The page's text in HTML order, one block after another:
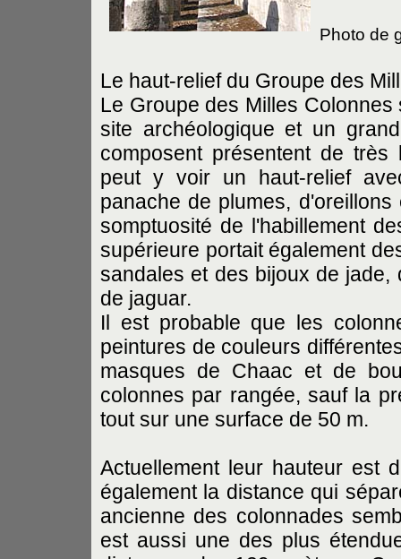
Photo de
Le haut-relief du Groupe des
Le Groupe des Milles
site archéologique et un
composent présentent de
peut y voir un haut-relief
panache de plumes,
somptuosité de l'habillement
supérieure portait également
sandales et des bijoux de
de jaguar.
Il est probable que les
peintures de couleurs
masques de Chaac et de
colonnes par rangée, sauf la
tout sur une surface de 50 m.
Actuellement leur hauteur est
également la distance qui
ancienne des colonnades
est aussi une des plus